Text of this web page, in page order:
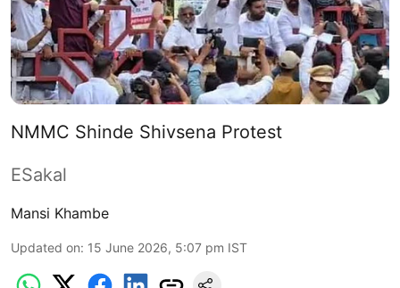
NMMC Shinde Shivsena Protest
ESakal
Mansi Khambe
Updated on: 15 June 2026, 5:07 pm IST